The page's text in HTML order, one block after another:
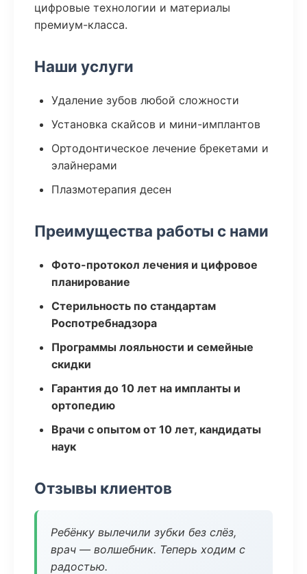
цифровые технологии и материалы
премиум-класса.
Наши услуги
Удаление зубов любой сложности
Установка скайсов и мини-имплантов
Ортодонтическое лечение брекетами и
элайнерами
Плазмотерапия десен
Преимущества работы с нами
Фото-протокол лечения и цифровое
планирование
Стерильность по стандартам
Роспотребнадзора
Программы лояльности и семейные
скидки
Гарантия до 10 лет на импланты и
ортопедию
Врачи с опытом от 10 лет, кандидаты
наук
Отзывы клиентов
Ребёнку вылечили зубки без слёз,
врач — волшебник. Теперь ходим с
радостью.